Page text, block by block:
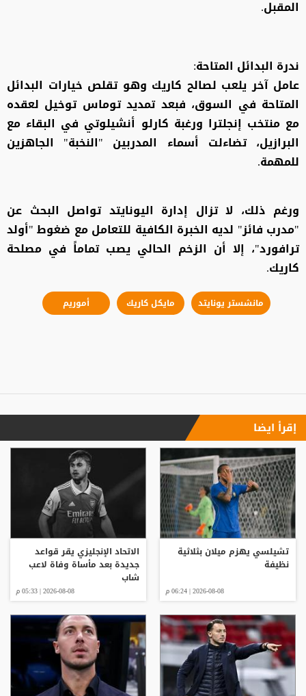
المقبل.
ندرة البدائل المتاحة:
عامل آخر يلعب لصالح كاريك وهو تقلص خيارات البدائل
المتاحة في السوق، فبعد تمديد توماس توخيل لعقده
مع منتخب إنجلترا ورغبة كارلو أنشيلوتي في البقاء مع
البرازيل، تضاءلت أسماء المدربين "النخبة" الجاهزين
للمهمة.
ورغم ذلك، لا تزال إدارة اليونايتد تواصل البحث عن
"مدرب فائز" لديه الخبرة الكافية للتعامل مع ضغوط "أولد
ترافورد"، إلا أن الزخم الحالي يصب تماماً في مصلحة
كاريك.
مانشستر يونايتد مايكل كاريك أموريم
إقرأ ايضا
تشيلسي يهزم ميلان بثلاثية
نظيفة
2026-08-08 | 06:24 م
الاتحاد الإنجليزي يقر قواعد
جديدة بعد مأساة وفاة لاعب
شاب
2026-08-08 | 05:33 م